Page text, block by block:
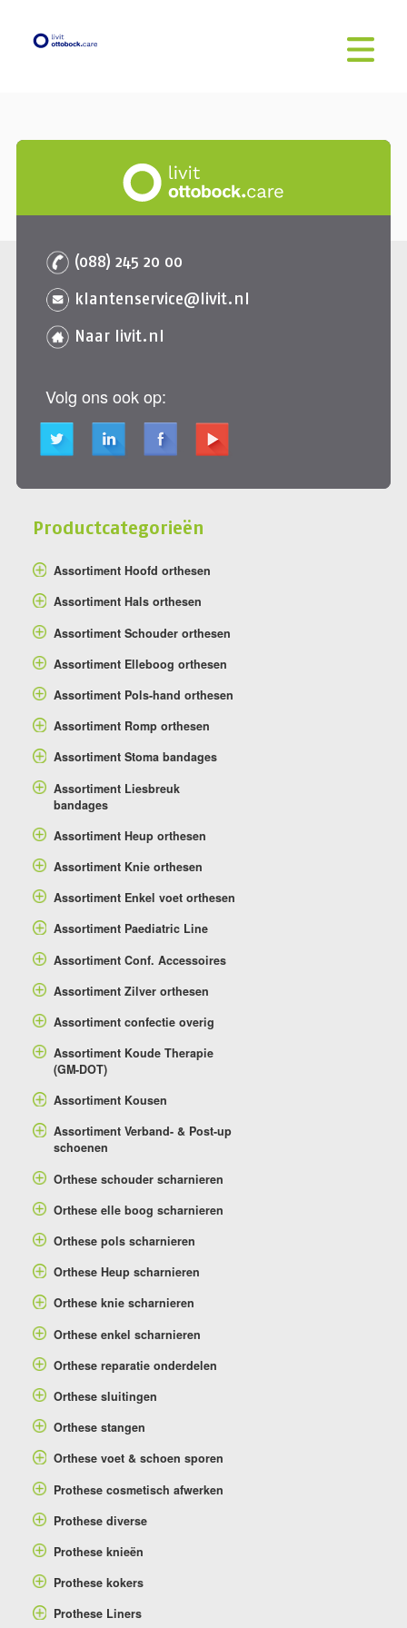
(088) 245 20 00
klantenservice@livit.nl
Naar livit.nl
Volg ons ook op:
Productcategorieën
Assortiment Hoofd orthesen
Assortiment Hals orthesen
Assortiment Schouder orthesen
Assortiment Elleboog orthesen
Assortiment Pols-hand orthesen
Assortiment Romp orthesen
Assortiment Stoma bandages
Assortiment Liesbreuk
bandages
Assortiment Heup orthesen
Assortiment Knie orthesen
Assortiment Enkel voet orthesen
Assortiment Paediatric Line
Assortiment Conf. Accessoires
Assortiment Zilver orthesen
Assortiment confectie overig
Assortiment Koude Therapie
(GM-DOT)
Assortiment Kousen
Assortiment Verband- & Post-up
schoenen
Orthese schouder scharnieren
Orthese elle boog scharnieren
Orthese pols scharnieren
Orthese Heup scharnieren
Orthese knie scharnieren
Orthese enkel scharnieren
Orthese reparatie onderdelen
Orthese sluitingen
Orthese stangen
Orthese voet & schoen sporen
Prothese cosmetisch afwerken
Prothese diverse
Prothese knieën
Prothese kokers
Prothese Liners